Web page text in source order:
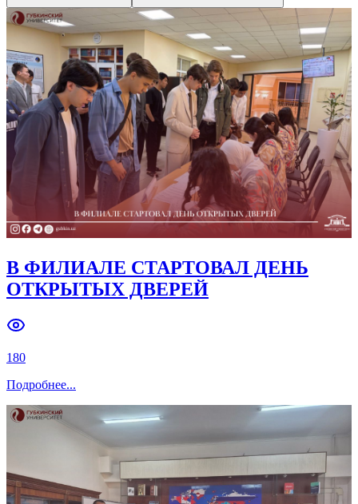
В ФИЛИАЛЕ СТАРТОВАЛ ДЕНЬ
ОТКРЫТЫХ ДВЕРЕЙ
180
Подробнее...